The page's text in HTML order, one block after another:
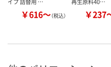
イプ 詰替用 …
￥616～（税込）
再生原料40…
￥237